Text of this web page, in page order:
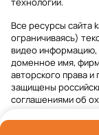
Все ресурсы сайта
ограничиваясь)
видео информацию,
доменное имя,
авторского права
защищены
соглашениями об